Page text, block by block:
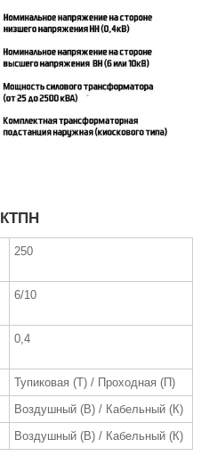
КТПН
250
6/10
0,4
Тупиковая (Т) / Проходная (П)
Воздушный (В) / Кабельный (К)
Воздушный (В) / Кабельный (К)